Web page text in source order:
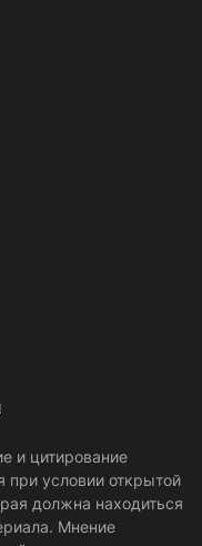
и цитирование
условии открытой
должна находиться
Мнение